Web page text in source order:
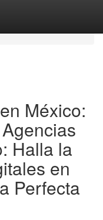
México:
Halla la
en
Perfecta